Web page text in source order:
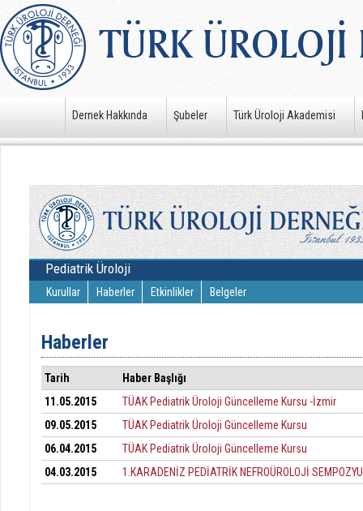
Dernek Hakkında Şubeler Türk Üroloji Akademisi
Pediatrik Üroloji
Kurullar Haberler Etkinlikler Belgeler
Haberler
Tarih
Haber Başlığı
11.05.2015
TÜAK Pediatrik Üroloji Güncelleme Kursu -İzmir
09.05.2015
TÜAK Pediatrik Üroloji Güncelleme Kursu
06.04.2015
TÜAK Pediatrik Üroloji Güncelleme Kursu
04.03.2015
1.KARADENİZ PEDİATRİK NEFROÜROLOJİ